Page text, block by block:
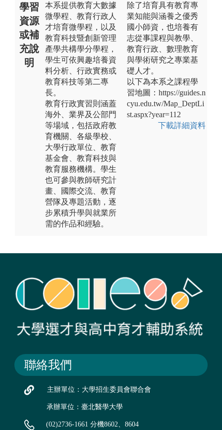
學習
資源
或補
充說
明
本系提供教育大數據
微學程、教育行政人
才培育微學程，以及
教育科技暨創新管理
產學共構學分學程，
學生可依興趣培養資
料分析、行政實務或
教育科技等第二專
長。
教育行政實習則涵蓋
海外、業界及公部門
等場域，包括政府教
育機關、各級學校、
大學行政單位、教育
基金會、教育科技與
教育服務機構。學生
也可參與教師研究計
畫、國際交流、教育
營隊及專題活動，逐
步累積升學與就業所
需的作品和經驗。
除了培育具有教育專
業知能與涵養之優秀
國小師資，也培養有
志從事課程與教學、
教育行政、數理教育
與學術研究之專業基
礎人才。
以下為本系之課程學
習地圖：https://guides.n
cyu.edu.tw/Map_DeptLi
st.aspx?year=112
下載詳細資料
聯絡我們
主辦單位：大學招生委員會聯合會
承辦單位：臺北醫學大學
(02)2736-1661 分機8602、8604